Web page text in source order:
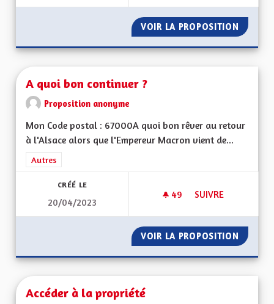
VOIR LA PROPOSITION
A quoi bon continuer ?
Proposition anonyme
Mon Code postal : 67000A quoi bon rêver au retour
à l'Alsace alors que l'Empereur Macron vient de...
Filtrer les résultats de la catégorie : Autres
Autres
CRÉÉ LE
20/04/2023
49 49 ABONNÉS
SUIVRE
VOIR LA PROPOSITION A
Accéder à la propriété